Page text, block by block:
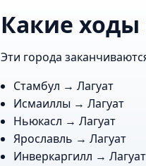
Какие ходы
Эти города
Стамбул → Лагуат
Исмаиллы → Лагуат
Ньюкасл → Лагуат
Ярославль → Лагуат
Инверкаргилл → Лагуат